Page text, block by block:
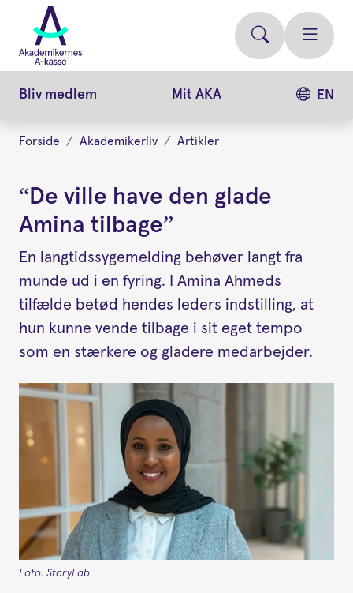
videre
hovedindhold
Bliv medlem Mit AKA EN
Forside Akademikerliv Artikler
“De ville have den glade
Amina tilbage”
En langtidssygemelding behøver langt fra
munde ud i en fyring. I Amina Ahmeds
tilfælde betød hendes leders indstilling, at
hun kunne vende tilbage i sit eget tempo
som en stærkere og gladere medarbejder.
Foto: StoryLab